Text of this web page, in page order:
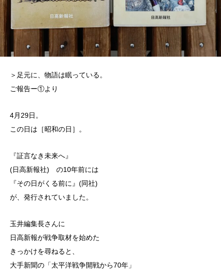
＞足元に、物語は眠っている。
ご報告ー①より
4月29日。
この日は［昭和の日］。
『証言なき未来へ』
(日高新報社) の10年前には
『その日がくる前に』(同社)
が、発行されていました。
玉井編集長さんに
日高新報が戦争取材を始めた
きっかけを尋ねると、
大手新聞の「太平洋戦争開戦から70年」